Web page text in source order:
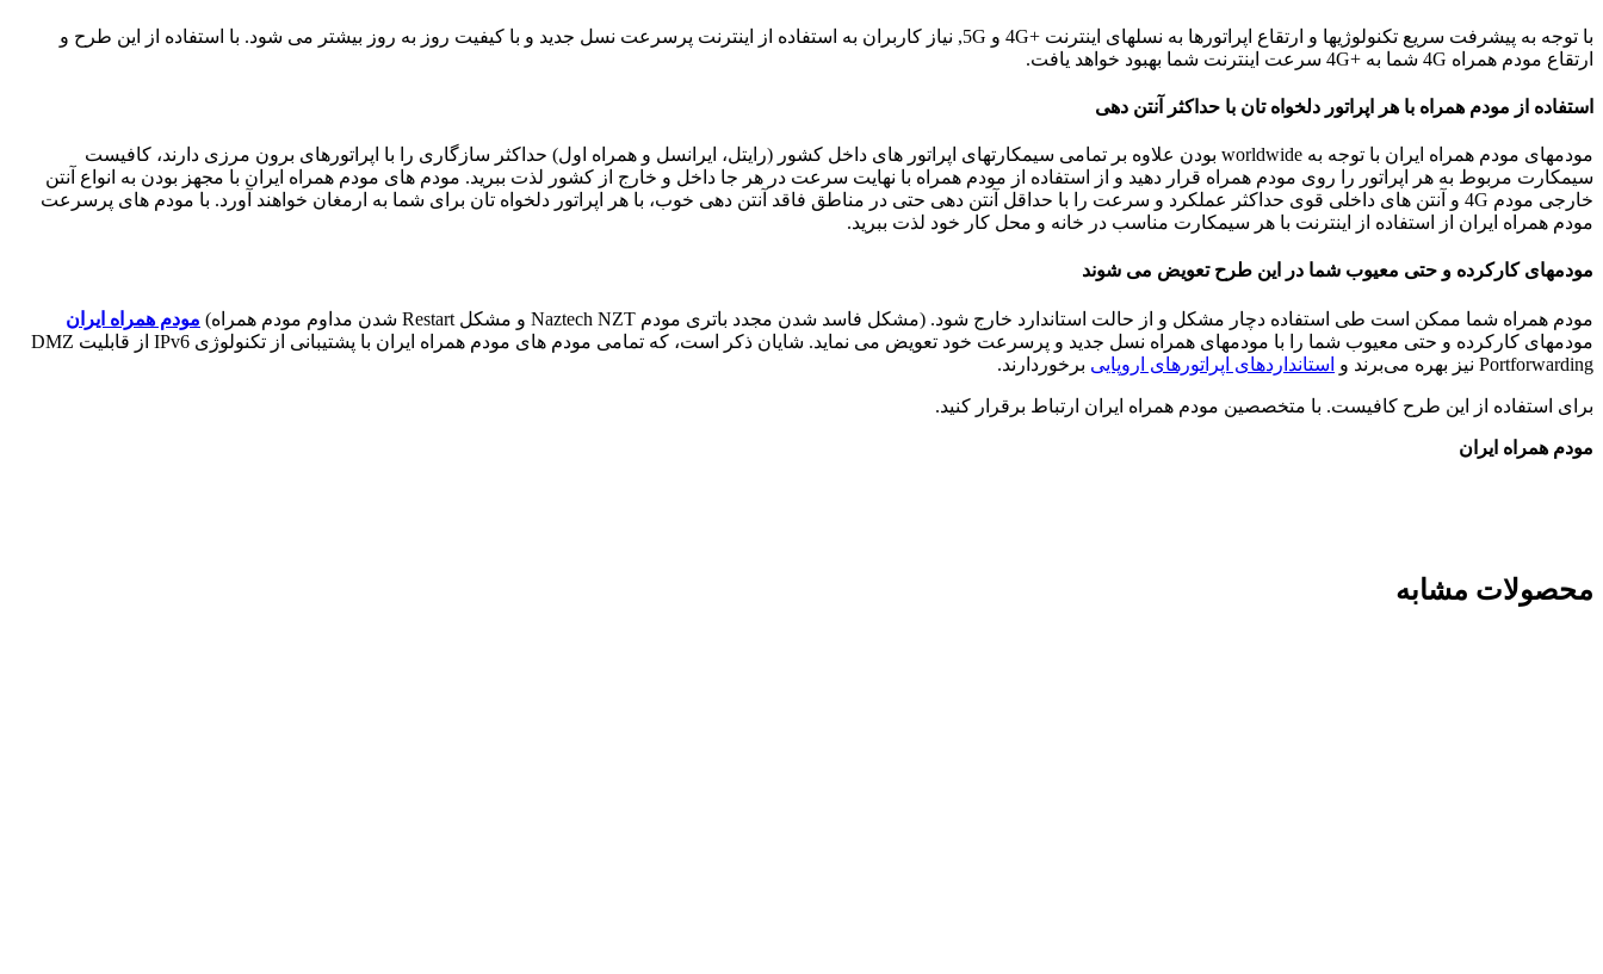
با توجه به پیشرفت سریع تکنولوژیها و ارتقاع اپراتورها به نسلهای اینترنت +4G و 5G, نیاز کاربران به استفاده از اینترنت پرسرعت نسل جدید و با کیفیت روز به روز بیشتر می شود. با استفاده از این طرح و
ارتقاع مودم همراه 4G شما به +4G سرعت اینترنت شما بهبود خواهد یافت.
استفاده از مودم همراه با هر اپراتور دلخواه تان با حداکثر آنتن دهی
مودمهای مودم همراه ایران با توجه به worldwide بودن علاوه بر تمامی سیمکارتهای اپراتور های داخل کشور (رایتل، ایرانسل و همراه اول) حداکثر سازگاری را با اپراتورهای برون مرزی دارند، کافیست
سیمکارت مربوط به هر اپراتور را روی مودم همراه قرار دهید و از استفاده از مودم همراه با نهایت سرعت در هر جا داخل و خارج از کشور لذت ببرید. مودم های مودم همراه ایران با مجهز بودن به انواع آنتن
خارجی مودم 4G و آنتن های داخلی قوی حداکثر عملکرد و سرعت را با حداقل آنتن دهی حتی در مناطق فاقد آنتن دهی خوب، با هر اپراتور دلخواه تان برای شما به ارمغان خواهند آورد. با مودم های پرسرعت
مودم همراه ایران از استفاده از اینترنت با هر سیمکارت مناسب در خانه و محل کار خود لذت ببرید.
مودمهای کارکرده و حتی معیوب شما در این طرح تعویض می شوند
مودم همراه شما ممکن است طی استفاده دچار مشکل و از حالت استاندارد خارج شود. (مشکل فاسد شدن مجدد باتری مودم Naztech NZT و مشکل Restart شدن مداوم مودم همراه)
مودم همراه ایران
مودمهای کارکرده و حتی معیوب شما را با مودمهای همراه نسل جدید و پرسرعت خود تعویض می نماید. شایان ذکر است، که تمامی مودم های مودم همراه ایران با پشتیبانی از تکنولوژی IPv6 از قابلیت DMZ
Portforwarding نیز بهره می‌برند و
استانداردهای اپراتورهای اروپایی برخوردارند.
برای استفاده از این طرح کافیست. با متخصصین مودم همراه ایران ارتباط برقرار کنید.
مودم همراه ایران
محصولات مشابه